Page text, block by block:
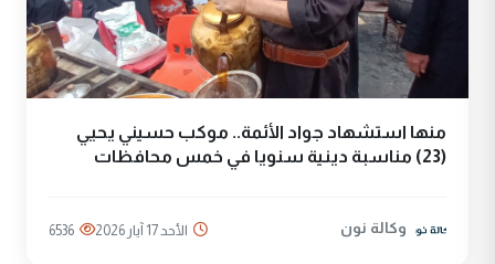
منها استشهاد جواد الأئمة.. موكب حسيني يحيي
(23) مناسبة دينية سنويا في خمس محافظات
وكالة نون الأحد 17 آيار 2026 6536